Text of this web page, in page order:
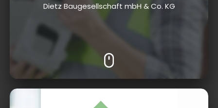
Dietz Baugesellschaft mbH & Co. KG